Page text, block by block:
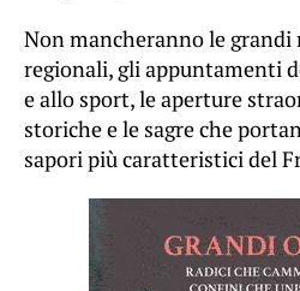
Non mancheranno le
regionali, gli appuntamenti
e allo sport, le aperture
storiche e le sagre che
sapori più caratteristici del